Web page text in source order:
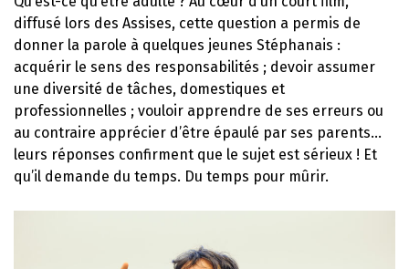
diffusé lors des Assises, cette question a permis de
donner la parole à quelques jeunes Stéphanais :
acquérir le sens des responsabilités ; devoir assumer
une diversité de tâches, domestiques et
professionnelles ; vouloir apprendre de ses erreurs ou
au contraire apprécier d’être épaulé par ses parents…
leurs réponses confirment que le sujet est sérieux ! Et
qu’il demande du temps. Du temps pour mûrir.